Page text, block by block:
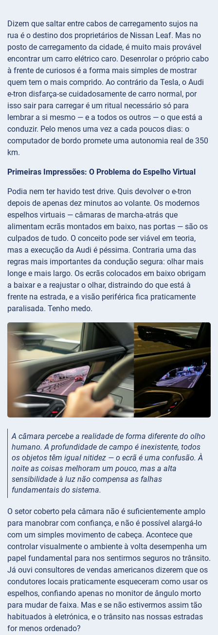
Dizem que saltar entre cabos de carregamento sujos na
rua é o destino dos proprietários de Nissan Leaf. Mas no
posto de carregamento da cidade, é muito mais provável
encontrar um carro elétrico caro. Desenrolar o próprio cabo
à frente de curiosos é a forma mais simples de mostrar
quem tem o mais comprido. Ao contrário da Tesla, o Audi
e-tron disfarça-se cuidadosamente de carro normal, por
isso sair para carregar é um ritual necessário só para
lembrar a si mesmo — e a todos os outros — o que está a
conduzir. Pelo menos uma vez a cada poucos dias: o
computador de bordo promete uma autonomia real de 350
km.
Primeiras Impressões: O Problema do Espelho Virtual
Podia nem ter havido test drive. Quis devolver o e-tron
depois de apenas dez minutos ao volante. Os modernos
espelhos virtuais — câmaras de marcha-atrás que
alimentam ecrãs montados em baixo, nas portas — são os
culpados de tudo. O conceito pode ser viável em teoria,
mas a execução da Audi é péssima. Contraria uma das
regras mais importantes da condução segura: olhar mais
longe e mais largo. Os ecrãs colocados em baixo obrigam
a baixar e a reajustar o olhar, distraindo do que está à
frente na estrada, e a visão periférica fica praticamente
paralisada. Tenho medo.
A câmara percebe a realidade de forma diferente do olho
humano. A profundidade de campo é inexistente, todos
os objetos têm igual nitidez — o ecrã é uma confusão. À
noite as coisas melhoram um pouco, mas a alta
sensibilidade à luz não compensa as falhas
fundamentais do sistema.
O setor coberto pela câmara não é suficientemente amplo
para manobrar com confiança, e não é possível alargá-lo
com um simples movimento de cabeça. Acontece que
controlar visualmente o ambiente à volta desempenha um
papel fundamental para nos sentirmos seguros no trânsito.
Já ouvi consultores de vendas americanos dizerem que os
condutores locais praticamente esqueceram como usar os
espelhos, confiando apenas no monitor de ângulo morto
para mudar de faixa. Mas e se não estivermos assim tão
habituados à eletrónica, e o trânsito nas nossas estradas
for menos ordenado?